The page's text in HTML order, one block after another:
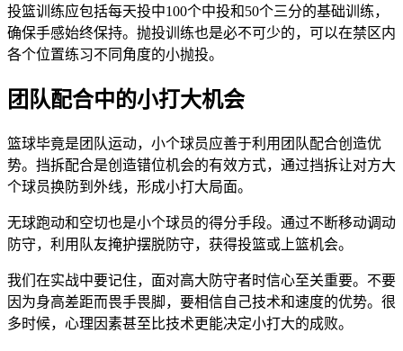
投篮训练应包括每天投中100个中投和50个三分的基础训练，
确保手感始终保持。抛投训练也是必不可少的，可以在禁区内
各个位置练习不同角度的小抛投。
团队配合中的小打大机会
篮球毕竟是团队运动，小个球员应善于利用团队配合创造优
势。挡拆配合是创造错位机会的有效方式，通过挡拆让对方大
个球员换防到外线，形成小打大局面。
无球跑动和空切也是小个球员的得分手段。通过不断移动调动
防守，利用队友掩护摆脱防守，获得投篮或上篮机会。
我们在实战中要记住，面对高大防守者时信心至关重要。不要
因为身高差距而畏手畏脚，要相信自己技术和速度的优势。很
多时候，心理因素甚至比技术更能决定小打大的成败。